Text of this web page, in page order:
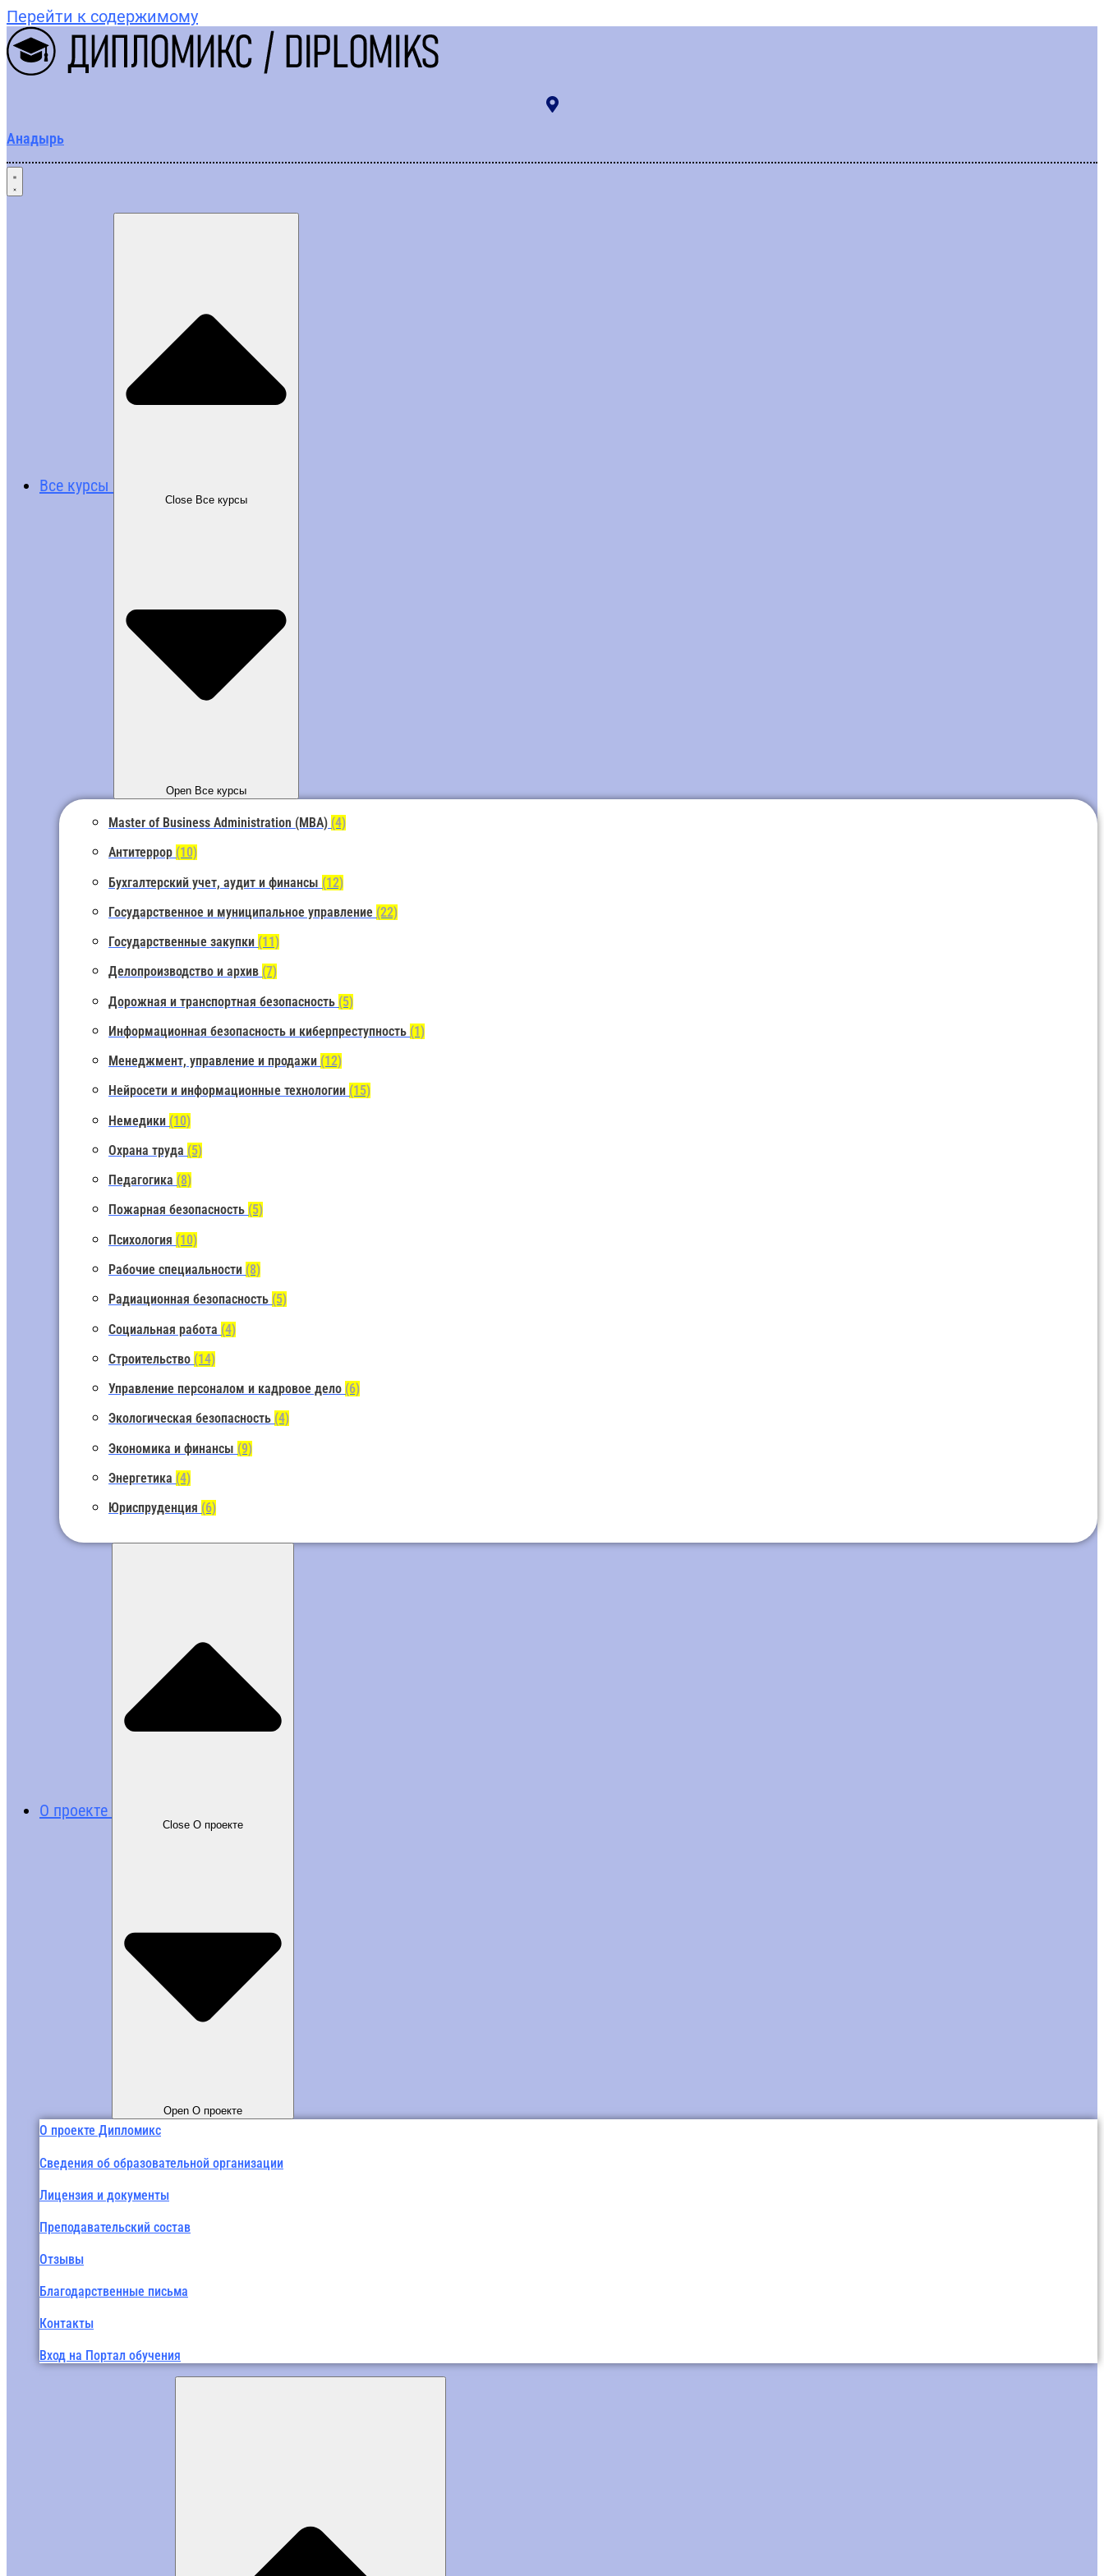
Перейти к содержимому
Анадырь
Все курсы
Close Все курсы
Open Все курсы
Master of Business Administration (MBA) (4)
Антитеррор (10)
Бухгалтерский учет, аудит и финансы (12)
Государственное и муниципальное управление (22)
Государственные закупки (11)
Делопроизводство и архив (7)
Дорожная и транспортная безопасность (5)
Информационная безопасность и киберпреступность (1)
Менеджмент, управление и продажи (12)
Нейросети и информационные технологии (15)
Немедики (10)
Охрана труда (5)
Педагогика (8)
Пожарная безопасность (5)
Психология (10)
Рабочие специальности (8)
Радиационная безопасность (5)
Социальная работа (4)
Строительство (14)
Управление персоналом и кадровое дело (6)
Экологическая безопасность (4)
Экономика и финансы (9)
Энергетика (4)
Юриспруденция (6)
О проекте
Close О проекте
Open О проекте
О проекте Дипломикс
Сведения об образовательной организации
Лицензия и документы
Преподавательский состав
Отзывы
Благодарственные письма
Контакты
Вход на Портал обучения